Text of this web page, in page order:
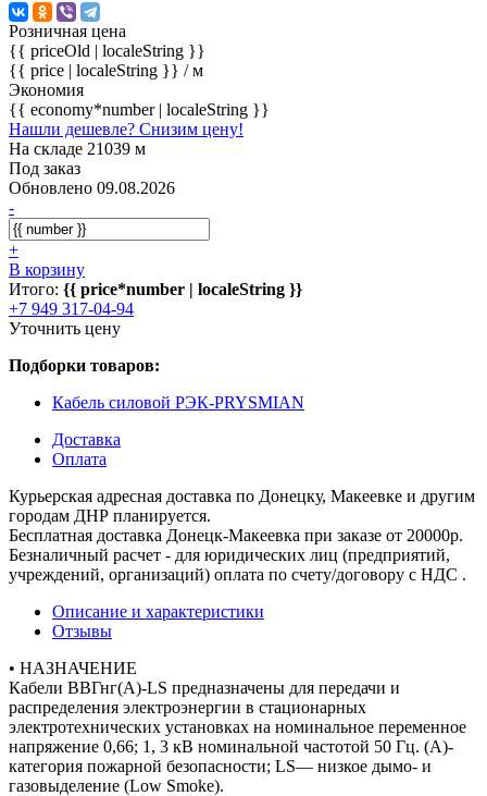
Розничная цена
{{ priceOld | localeString }}
{{ price | localeString }} / м
Экономия
{{ economy*number | localeString }}
Нашли дешевле? Снизим цену!
На складе 21039 м
Под заказ
Обновлено 09.08.2026
-
+
В корзину
Итого: {{ price*number | localeString }}
+7 949 317-04-94
Уточнить цену
Подборки товаров:
Кабель силовой РЭК-PRYSMIAN
Доставка
Оплата
Курьерская адресная доставка по Донецку, Макеевке и другим
городам ДНР планируется.
Бесплатная доставка Донецк-Макеевка при заказе от 20000р.
Безналичный расчет - для юридических лиц (предприятий,
учреждений, организаций) оплата по счету/договору с НДС .
Описание и характеристики
Отзывы
• НАЗНАЧЕНИЕ
Кабели ВВГнг(А)-LS предназначены для передачи и
распределения электроэнергии в стационарных
электротехнических установках на номинальное переменное
напряжение 0,66; 1, 3 кВ номинальной частотой 50 Гц. (A)-
категория пожарной безопасности; LS— низкое дымо- и
газовыделение (Low Smoke).